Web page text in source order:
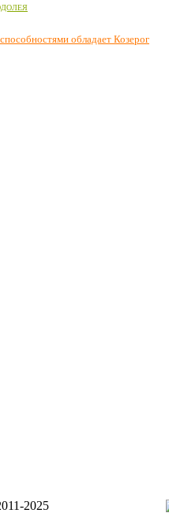
обладает Козерог
2025